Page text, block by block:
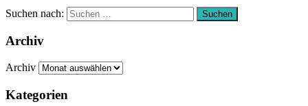
Suchen nach: Suchen
Archiv
Archiv
Kategorien